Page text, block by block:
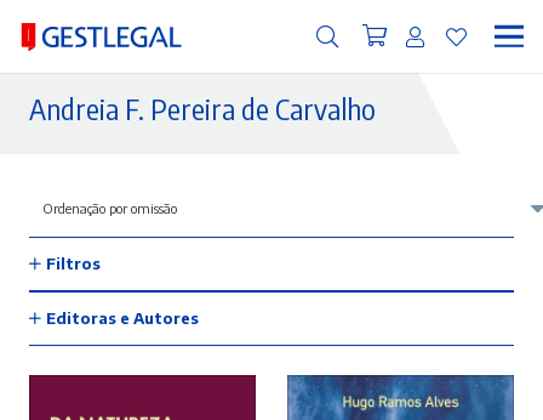
Andreia F. Pereira de Carvalho
Filtros
Editoras e Autores